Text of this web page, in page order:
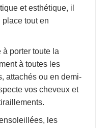
et esthétique, il
tout en
porter toute la
à toutes les
attachés ou en demi-
vos cheveux et
les